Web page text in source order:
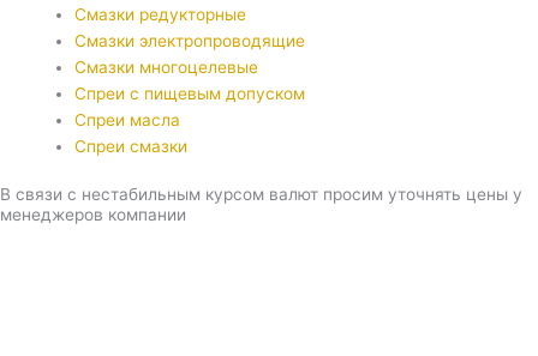
Смазки редукторные
Смазки электропроводящие
Смазки многоцелевые
Спреи с пищевым допуском
Спреи масла
Спреи смазки
В связи с нестабильным курсом валют просим уточнять цены у
менеджеров компании